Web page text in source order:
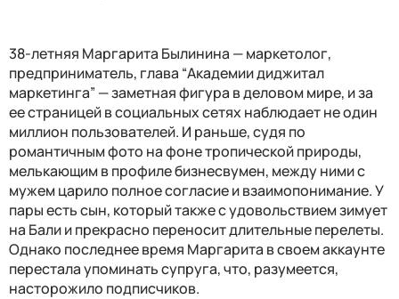
38-летняя Маргарита Былинина — маркетолог,
предприниматель, глава “Академии диджитал
маркетинга” — заметная фигура в деловом мире, и за
ее страницей в социальных сетях наблюдает не один
миллион пользователей. И раньше, судя по
романтичным фото на фоне тропической природы,
мелькающим в профиле бизнесвумен, между ними с
мужем царило полное согласие и взаимопонимание. У
пары есть сын, который также с удовольствием зимует
на Бали и прекрасно переносит длительные перелеты.
Однако последнее время Маргарита в своем аккаунте
перестала упоминать супруга, что, разумеется,
насторожило подписчиков.